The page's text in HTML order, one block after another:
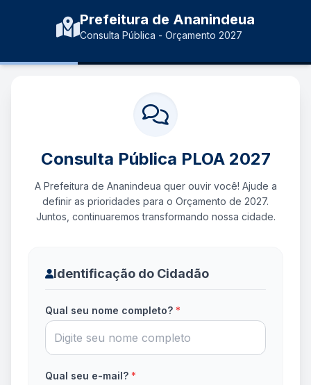
Prefeitura de Ananindeua
Consulta Pública - Orçamento 2027
Consulta Pública PLOA 2027
A Prefeitura de Ananindeua quer ouvir você! Ajude a
definir as prioridades para o Orçamento de 2027.
Juntos, continuaremos transformando nossa cidade.
Identificação do Cidadão
Qual seu nome completo? *
Qual seu e-mail? *